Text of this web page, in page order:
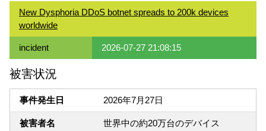
New Dysphoria DDoS botnet spreads to 200k devices
worldwide
incident 2026-07-27 21:08:15
被害状況
事件発生日 2026年7月27日
被害者名 世界中の約20万台のデバイス